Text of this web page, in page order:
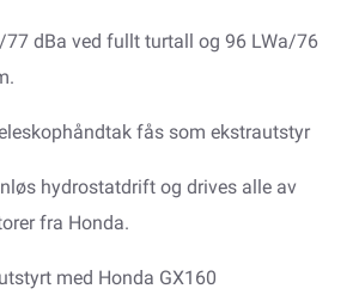
dBa ved fullt turtall og 96 LWa/76
fås som ekstrautstyr
hydrostatdrift og drives alle av
fra Honda.
med Honda GX160